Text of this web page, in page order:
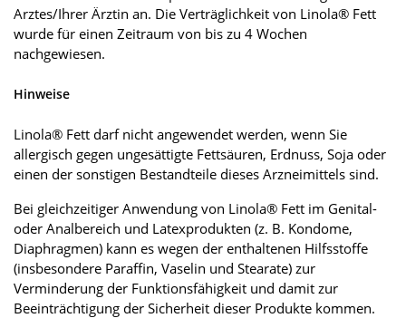
Arztes/Ihrer Ärztin an. Die Verträglichkeit von Linola® Fett
wurde für einen Zeitraum von bis zu 4 Wochen
nachgewiesen.
Hinweise
Linola® Fett darf nicht angewendet werden, wenn Sie
allergisch gegen ungesättigte Fettsäuren, Erdnuss, Soja oder
einen der sonstigen Bestandteile dieses Arzneimittels sind.
Bei gleichzeitiger Anwendung von Linola® Fett im Genital-
oder Analbereich und Latexprodukten (z. B. Kondome,
Diaphragmen) kann es wegen der enthaltenen Hilfsstoffe
(insbesondere Paraffin, Vaselin und Stearate) zur
Verminderung der Funktionsfähigkeit und damit zur
Beeinträchtigung der Sicherheit dieser Produkte kommen.